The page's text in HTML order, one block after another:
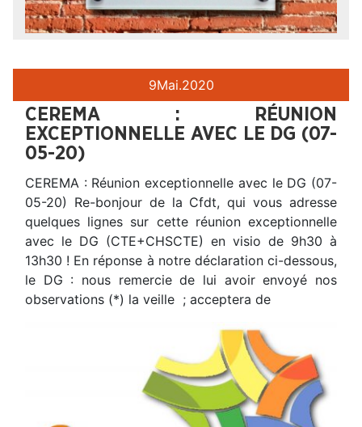
9Mai.2020
CEREMA : RÉUNION
EXCEPTIONNELLE AVEC LE DG (07-
05-20)
CEREMA : Réunion exceptionnelle avec le DG (07-
05-20) Re-bonjour de la Cfdt, qui vous adresse
quelques lignes sur cette réunion exceptionnelle
avec le DG (CTE+CHSCTE) en visio de 9h30 à
13h30 ! En réponse à notre déclaration ci-dessous,
le DG : nous remercie de lui avoir envoyé nos
observations (*) la veille ; acceptera de